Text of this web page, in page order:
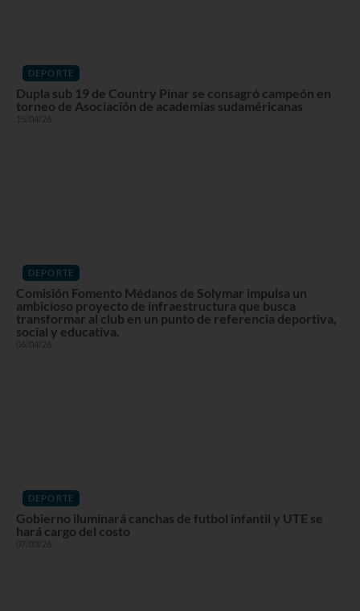
DEPORTE
Dupla sub 19 de Country Pinar se consagró campeón en
torneo de Asociación de academias sudaméricanas
15/04/26
DEPORTE
Comisión Fomento Médanos de Solymar impulsa un
ambicioso proyecto de infraestructura que busca
transformar al club en un punto de referencia deportiva,
social y educativa.
06/04/26
DEPORTE
Gobierno iluminará canchas de futbol infantil y UTE se
hará cargo del costo
07/03/26